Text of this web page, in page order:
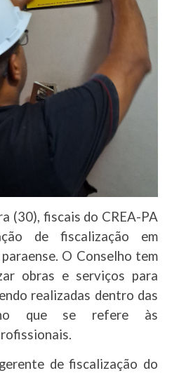
(30), fiscais do CREA-PA
de fiscalização em
O Conselho tem
obras e serviços para
realizadas dentro das
que se refere às
de fiscalização do